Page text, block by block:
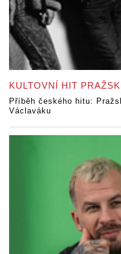
KULTOVNÍ HIT
Příběh českého hitu:
Václaváku